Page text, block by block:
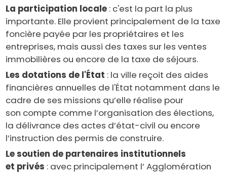
La participation locale : c'est la part la plus
importante. Elle provient principalement de la taxe
foncière payée par les propriétaires et les
entreprises, mais aussi des taxes sur les ventes
immobilières ou encore de la taxe de séjours.
Les dotations de l'État : la ville reçoit des aides
financières annuelles de l'État notamment dans le
cadre de ses missions qu’elle réalise pour
son compte comme l’organisation des élections,
la délivrance des actes d’état-civil ou encore
l’instruction des permis de construire.
Le soutien de partenaires institutionnels
et privés : avec principalement l’ Agglomération